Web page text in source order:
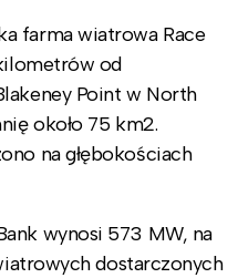
farma wiatrowa Race
od
Point w North
około 75 km2.
na głębokościach
wynosi 573 MW, na
dostarczonych